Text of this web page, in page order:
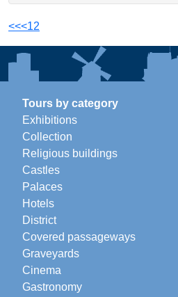
<<<12
Tours by category
Exhibitions
Collection
Religious buildings
Castles
Palaces
Hotels
District
Covered passageways
Graveyards
Cinema
Gastronomy